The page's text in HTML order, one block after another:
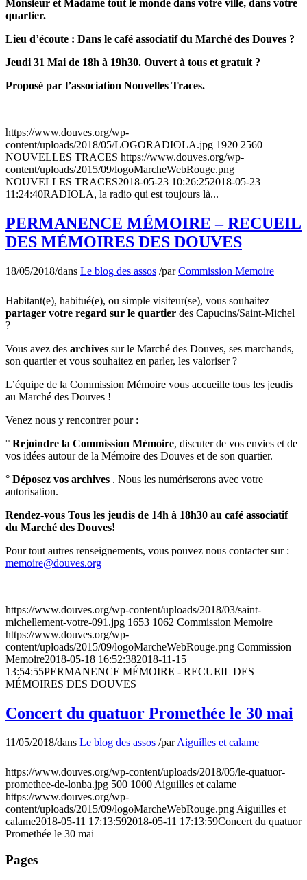
Monsieur et Madame tout le monde dans votre ville, dans votre
quartier.
Lieu d’écoute : Dans le café associatif du Marché des Douves ?
Jeudi 31 Mai de 18h à 19h30. Ouvert à tous et gratuit ?
Proposé par l’association Nouvelles Traces.
https://www.douves.org/wp-
content/uploads/2018/05/LOGORADIOLA.jpg 1920 2560
NOUVELLES TRACES https://www.douves.org/wp-
content/uploads/2015/09/logoMarcheWebRouge.png
NOUVELLES TRACES2018-05-23 10:26:252018-05-23
11:24:40RADIOLA, la radio qui est toujours là...
PERMANENCE MÉMOIRE – RECUEIL
DES MÉMOIRES DES DOUVES
18/05/2018/dans Le blog des assos /parCommission Memoire
Habitant(e), habitué(e), ou simple visiteur(se), vous souhaitez
partager votre regard sur le quartier des Capucins/Saint-Michel
?
Vous avez des archives sur le Marché des Douves, ses marchands,
son quartier et vous souhaitez en parler, les valoriser ?
L’équipe de la Commission Mémoire vous accueille tous les jeudis
au Marché des Douves !
Venez nous y rencontrer pour :
° Rejoindre la Commission Mémoire, discuter de vos envies et de
vos idées autour de la Mémoire des Douves et de son quartier.
° Déposez vos archives . Nous les numériserons avec votre
autorisation.
Rendez-vous Tous les jeudis de 14h à 18h30 au café associatif
du Marché des Douves!
Pour tout autres renseignements, vous pouvez nous contacter sur :
memoire@douves.org
https://www.douves.org/wp-content/uploads/2018/03/saint-
michellement-votre-091.jpg 1653 1062 Commission Memoire
https://www.douves.org/wp-
content/uploads/2015/09/logoMarcheWebRouge.png Commission
Memoire2018-05-18 16:52:382018-11-15
13:54:55PERMANENCE MÉMOIRE - RECUEIL DES
MÉMOIRES DES DOUVES
Concert du quatuor Promethée le 30 mai
11/05/2018/dans Le blog des assos /parAiguilles et calame
https://www.douves.org/wp-content/uploads/2018/05/le-quatuor-
promethee-de-lonba.jpg 500 1000 Aiguilles et calame
https://www.douves.org/wp-
content/uploads/2015/09/logoMarcheWebRouge.png Aiguilles et
calame2018-05-11 17:13:592018-05-11 17:13:59Concert du quatuor
Promethée le 30 mai
Pages